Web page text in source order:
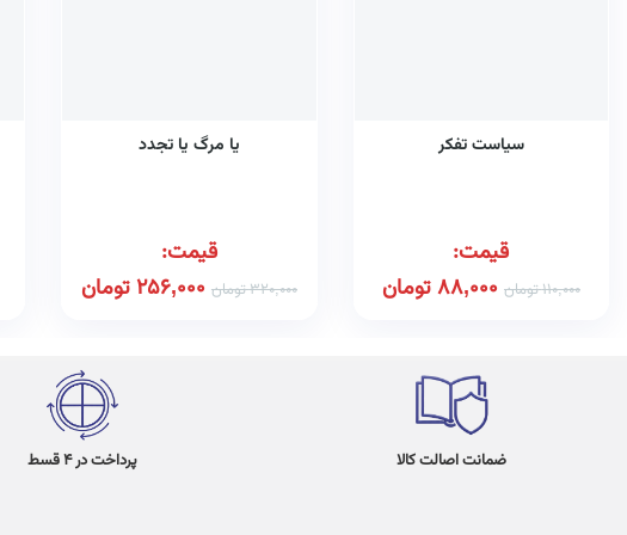
سیاست تفکر
قیمت:
110,000تومان 88,000تومان
یا مرگ یا تجدد
قیمت:
320,000تومان 256,000تومان
ضمانت اصالت کالا پرداخت در 4 قسط